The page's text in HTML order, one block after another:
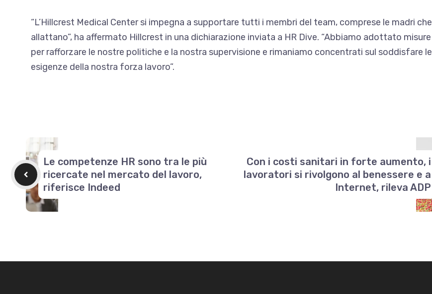
“L’Hillcrest Medical Center si impegna a supportare tutti i membri del team, comprese le madri che
allattano”, ha affermato Hillcrest in una dichiarazione inviata a HR Dive. “Abbiamo adottato misure
per rafforzare le nostre politiche e la nostra supervisione e rimaniamo concentrati sul soddisfare le
esigenze della nostra forza lavoro”.
Le competenze HR sono tra le più
ricercate nel mercato del lavoro,
riferisce Indeed
Con i costi sanitari in forte aumento, i
lavoratori si rivolgono al benessere e a
Internet, rileva ADP